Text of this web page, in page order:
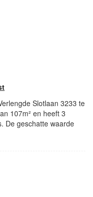
Slotlaan 3233 te
107m² en heeft 3
De geschatte waarde